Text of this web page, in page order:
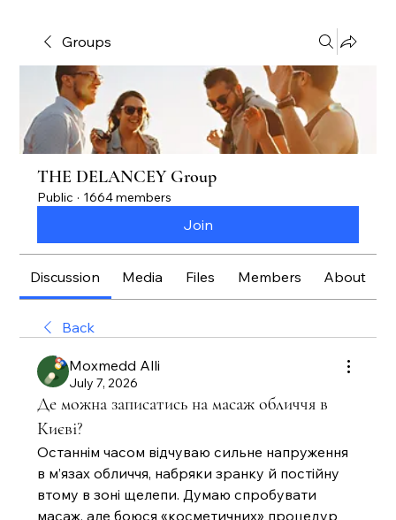
Groups
THE DELANCEY Group
Public · 1664 members
Join
Discussion Media Files Members About
Back
Moxmedd Alli
July 7, 2026
Де можна записатись на масаж обличчя в
Києві?
Останнім часом відчуваю сильне напруження
в м’язах обличчя, набряки зранку й постійну
втому в зоні щелепи. Думаю спробувати
масаж, але боюся «косметичних» процедур